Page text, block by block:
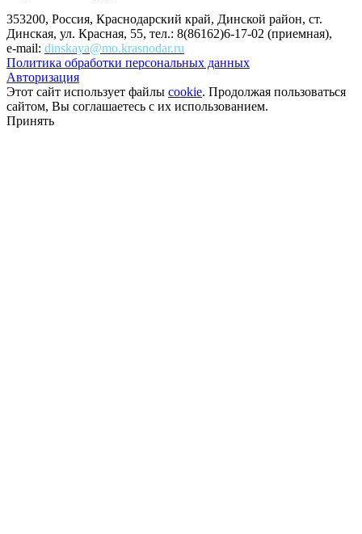
353200, Россия, Краснодарский край, Динской район, ст.
Динская, ул. Красная, 55, тел.: 8(86162)6-17-02 (приемная),
e-mail: dinskaya@mo.krasnodar.ru
Политика обработки персональных данных
Авторизация
Этот сайт использует файлы cookie. Продолжая пользоваться
сайтом, Вы соглашаетесь с их использованием.
Принять